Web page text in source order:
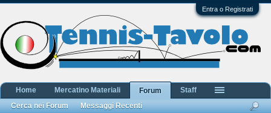
Entra o Registrati
Home Mercatino Materiali
Forum
Cerca nei Forum
Messaggi Recenti
Staff